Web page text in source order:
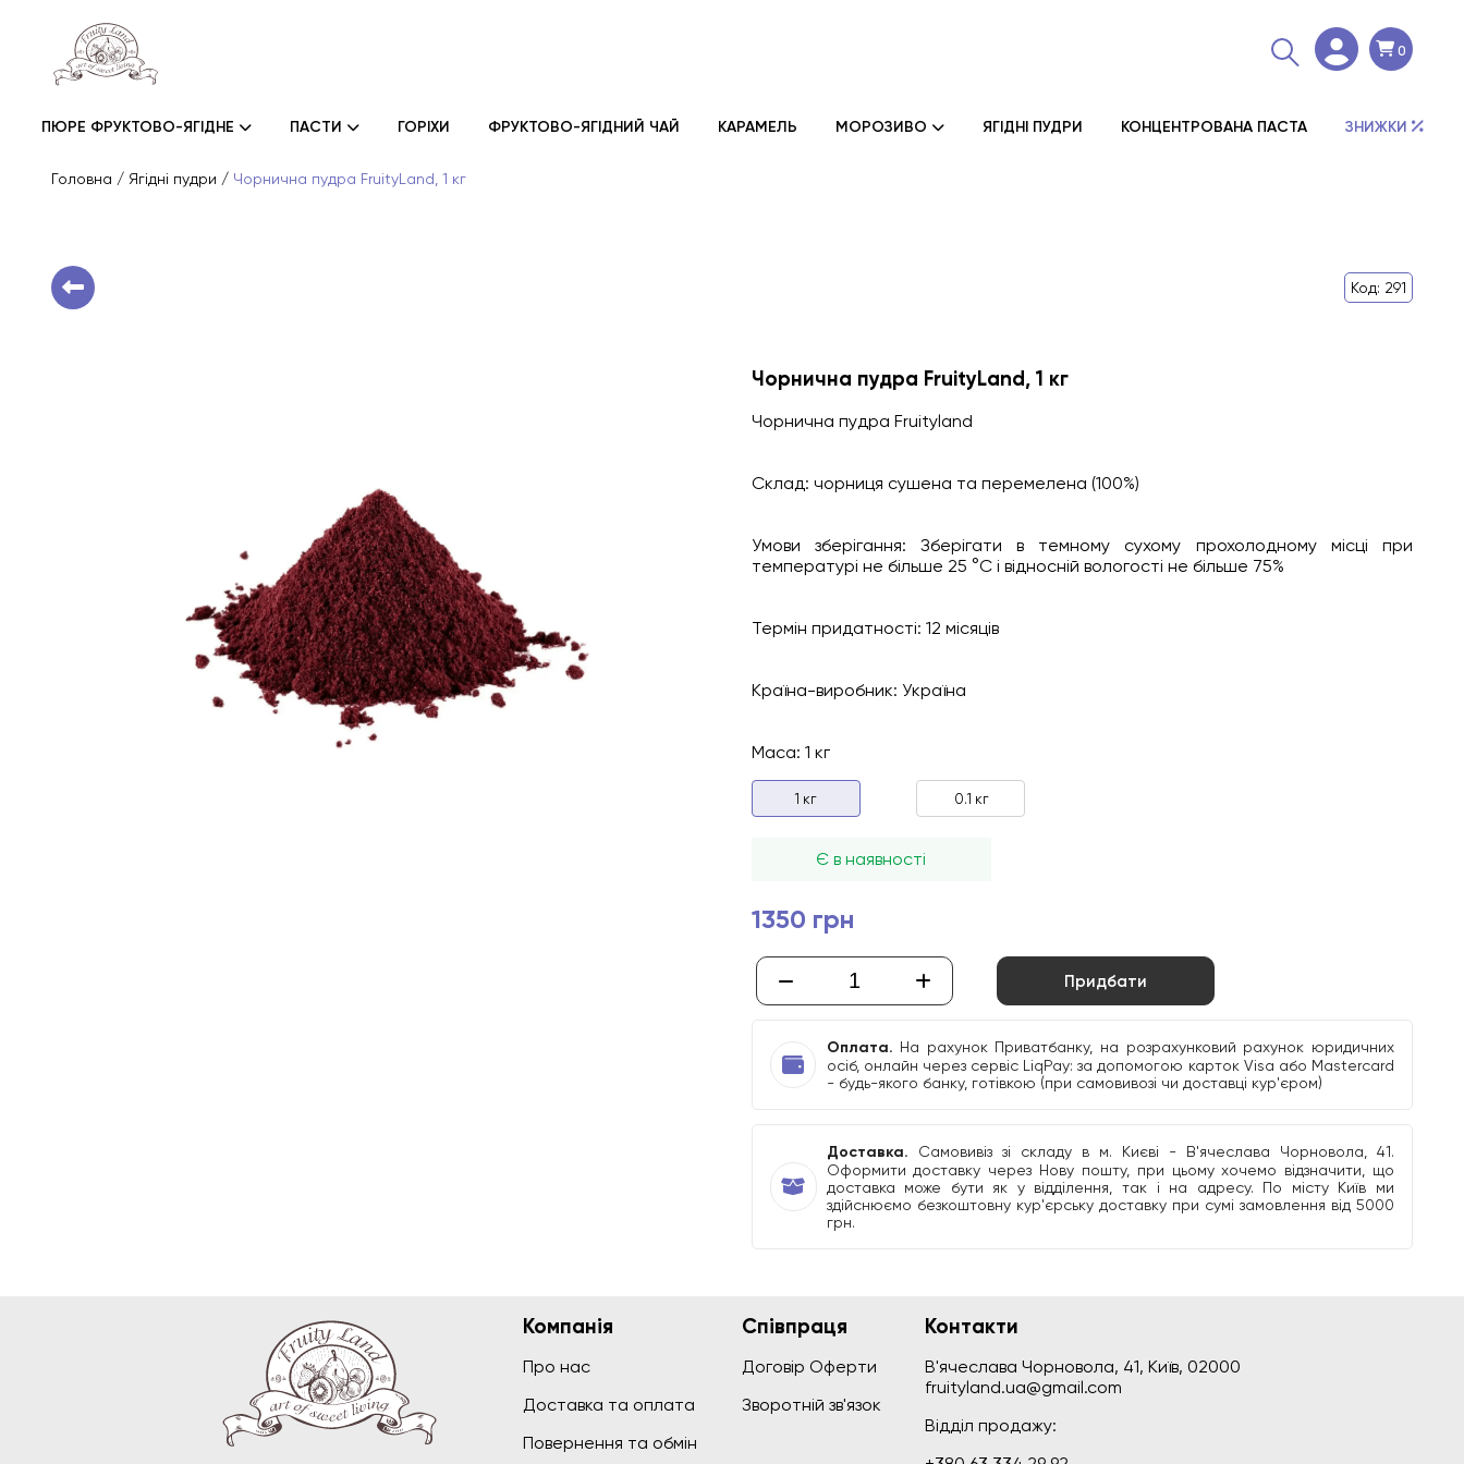
0
ПЮРЕ ФРУКТОВО-ЯГІДНЕ ПАСТИ ГОРІХИ ФРУКТОВО-ЯГІДНИЙ ЧАЙ КАРАМЕЛЬ МОРОЗИВО ЯГІДНІ ПУДРИ КОНЦЕНТРОВАНА ПАСТА ЗНИЖКИ
Головна / Ягідні пудри / Чорнична пудра FruityLand, 1 кг
Код: 291
Чорнична пудра FruityLand, 1 кг
Чорнична пудра Fruityland
Склад: чорниця сушена та перемелена (100%)
Умови зберігання: Зберігати в темному сухому прохолодному місці при
температурі не більше 25 °C і відносній вологості не більше 75%
Термін придатності: 12 місяців
Країна-виробник: Україна
Маса: 1 кг
1 кг 0.1 кг
Є в наявності
1350 грн
Придбати
Оплата. На рахунок Приватбанку, на розрахунковий рахунок юридичних
осіб, онлайн через сервіс LiqPay: за допомогою карток Visa або Mastercard
- будь-якого банку, готівкою (при самовивозі чи доставці кур'єром)
Доставка. Самовивіз зі складу в м. Києві - В'ячеслава Чорновола, 41.
Оформити доставку через Нову пошту, при цьому хочемо відзначити, що
доставка може бути як у відділення, так і на адресу. По місту Київ ми
здійснюємо безкоштовну кур'єрську доставку при сумі замовлення від 5000
грн.
Компанія
Про нас
Доставка та оплата
Повернення та обмін
Співпраця
Договір Оферти
Зворотній зв'язок
Контакти
В'ячеслава Чорновола, 41, Київ, 02000
fruityland.ua@gmail.com
Відділ продажу: